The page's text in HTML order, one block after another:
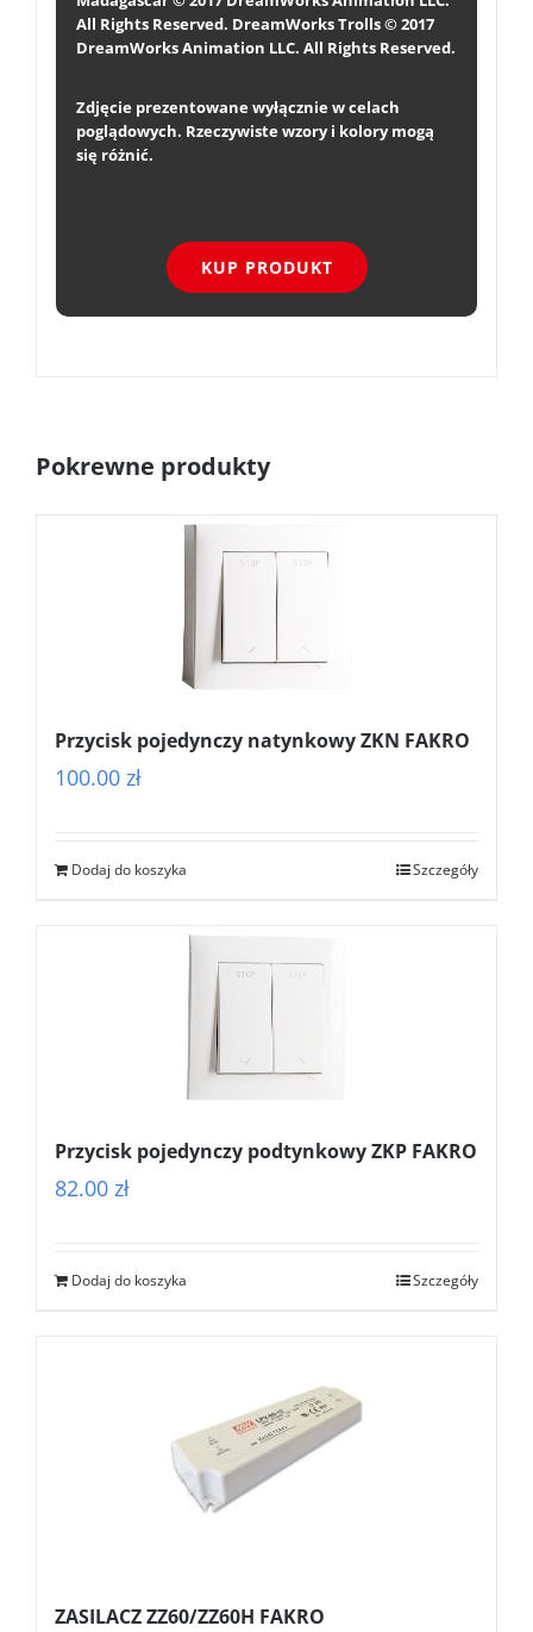
All Rights Reserved. DreamWorks Trolls © 2017
DreamWorks Animation LLC. All Rights Reserved.
Zdjęcie prezentowane wyłącznie w celach
poglądowych. Rzeczywiste wzory i kolory mogą
się różnić.
KUP PRODUKT
Pokrewne produkty
Przycisk pojedynczy natynkowy ZKN FAKRO
100.00 zł
Dodaj do koszyka Szczegóły
Przycisk pojedynczy podtynkowy ZKP FAKRO
82.00 zł
Dodaj do koszyka Szczegóły
ZASILACZ ZZ60/ZZ60H FAKRO